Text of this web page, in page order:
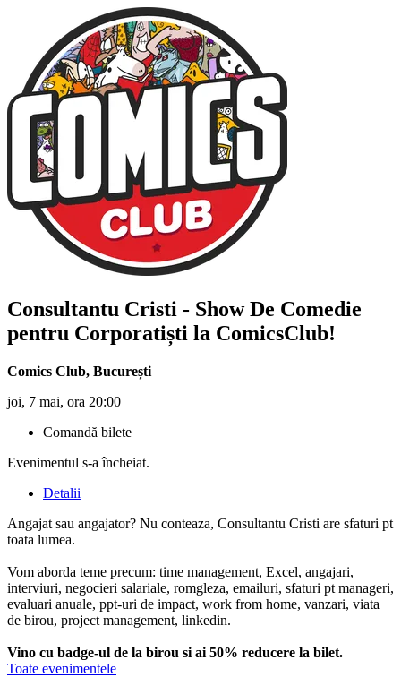
Consultantu Cristi - Show De Comedie
pentru Corporatiști la ComicsClub!
Comics Club, București
joi, 7 mai, ora 20:00
Comandă bilete
Evenimentul s-a încheiat.
Detalii
Angajat sau angajator? Nu conteaza, Consultantu Cristi are sfaturi pt
toata lumea.
Vom aborda teme precum: time management, Excel, angajari,
interviuri, negocieri salariale, romgleza, emailuri, sfaturi pt manageri,
evaluari anuale, ppt-uri de impact, work from home, vanzari, viata
de birou, project management, linkedin.
Vino cu badge-ul de la birou si ai 50% reducere la bilet.
Toate evenimentele